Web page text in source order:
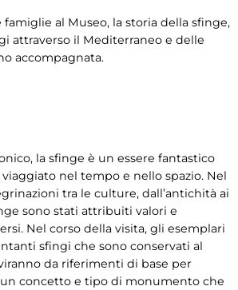
famiglie al Museo, la storia della sfinge,
attraverso il Mediterraneo e delle
accompagnata.
la sfinge è un essere fantastico
nel tempo e nello spazio. Nel
tra le culture, dall’antichità ai
sono stati attribuiti valori e
Nel corso della visita, gli esemplari
sfingi che sono conservati al
da riferimenti di base per
concetto e tipo di monumento che